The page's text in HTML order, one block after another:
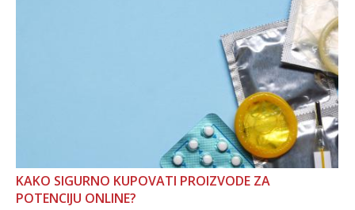
KAKO SIGURNO KUPOVATI PROIZVODE ZA
POTENCIJU ONLINE?